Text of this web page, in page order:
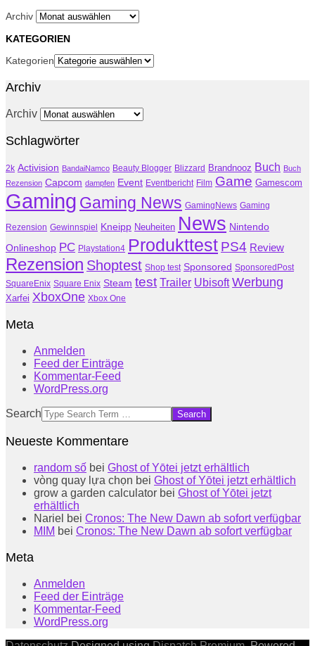
Archiv
KATEGORIEN
Kategorien
Archiv
Archiv
Schlagwörter
2k Activision BandaiNamco Beauty Blogger Blizzard Brandnooz Buch Buch
Rezension Capcom dampfen Event Eventbericht Film Game Gamescom
Gaming Gaming News GamingNews Gaming
Rezension Gewinnspiel Kneipp Neuheiten News Nintendo
Onlineshop PC Playstation4 Produkttest PS4 Review
Rezension Shoptest Shop test Sponsored SponsoredPost
SquareEnix Square Enix Steam test Trailer Ubisoft Werbung
Xarfei XboxOne Xbox One
Meta
Anmelden
Feed der Einträge
Kommentar-Feed
WordPress.org
Search
Neueste Kommentare
random số bei Ghost of Yōtei jetzt erhältlich
vòng quay lựa chọn bei Ghost of Yōtei jetzt erhältlich
grow a garden calculator bei Ghost of Yōtei jetzt
erhältlich
Nariel bei Cronos: The New Dawn ab sofort verfügbar
MIM bei Cronos: The New Dawn ab sofort verfügbar
Meta
Anmelden
Feed der Einträge
Kommentar-Feed
WordPress.org